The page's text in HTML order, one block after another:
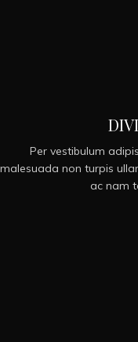
Per vestibulum
malesuada non turpis
ac nam